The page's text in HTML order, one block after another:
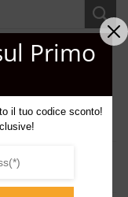
Completa per
Usarla e Quale
Primo
il tuo codice sconto!